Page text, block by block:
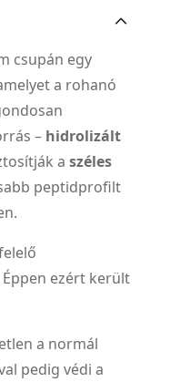
csupán egy
a rohanó
– hidrolizált
aszéles
peptidprofilt
ezért került
a normál
pedig védi a